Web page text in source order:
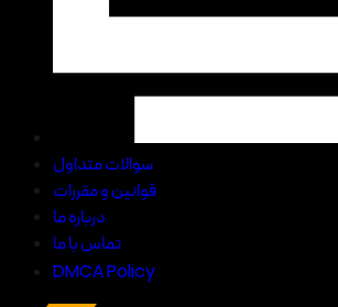
سوالات متداول
قوانین و مقررات
درباره ما
تماس با ما
DMCA Policy